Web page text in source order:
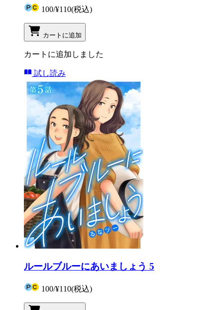
100/¥110(税込)
カートに追加
カートに追加しました
試し読み
ルールブルーにあいましょう 5
100/¥110(税込)